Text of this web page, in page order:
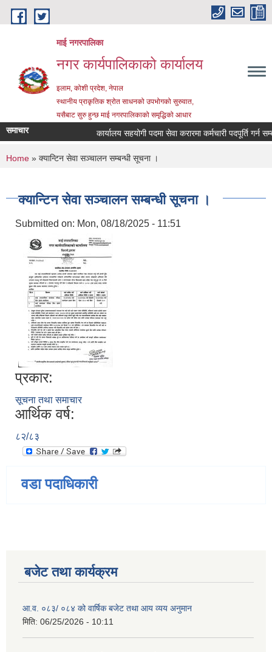
Skip to main content
माई नगरपालिका
नगर कार्यपालिकाको कार्यालय
इलाम, कोशी प्रदेश, नेपाल
स्थानीय प्राकृतिक श्रोत साधनको उपभोगको सुरुवात,
यसैबाट सुरु हुन्छ माई नगरपालिकाको समृद्धिको आधार
समाचार कार्यालय सहयोगी पदमा सेवा करारमा कर्मचारी पदपूर्ति गर्न
You are here
Home » क्यान्टिन सेवा सञ्चालन सम्बन्धी सूचना ।
क्यान्टिन सेवा सञ्चालन सम्बन्धी सूचना ।
Submitted on: Mon, 08/18/2025 - 11:51
प्रकार:
सूचना तथा समाचार
आर्थिक वर्ष:
८२/८३
वडा पदाधिकारी
बजेट तथा कार्यक्रम
आ.व. ०८३/ ०८४ को वार्षिक बजेट तथा आय व्यय अनुमान
मिति: 06/25/2026 - 10:11